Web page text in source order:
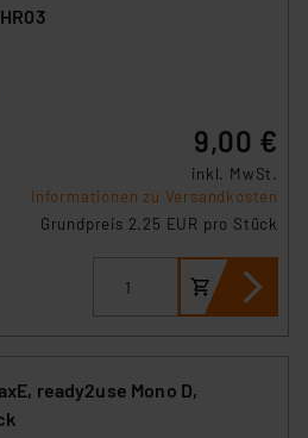
9,00 €
inkl. MwSt.
Informationen zu Versandkosten
Grundpreis 2.25 EUR pro Stück
ready2use Mono D,